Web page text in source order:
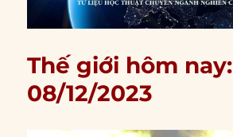
Thế giới hôm nay:
08/12/2023